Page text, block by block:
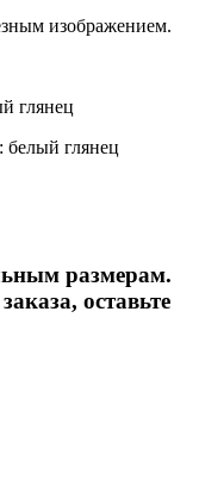
изображением.
глянец
белый глянец
размерам.
оставьте